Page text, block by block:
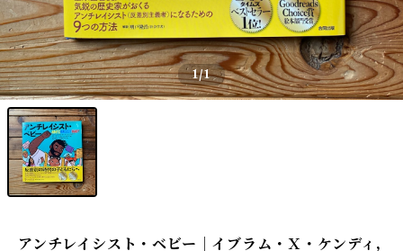
1/1
アンチレイシスト・ベビー｜イブラム・Ｘ・ケンディ,